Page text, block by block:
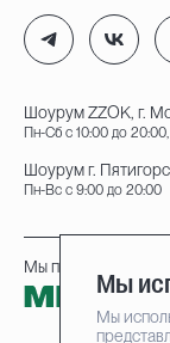
Шоурум ZZOK, г.
Пн-Сб с 10:00 до
Шоурум г.
Пн-Вс с 9:00 до 20:00
Мы принимаем к
Мы
Мы